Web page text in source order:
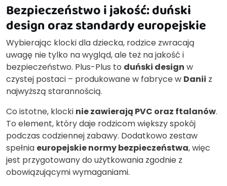
Bezpieczeństwo i jakość: duński
design oraz standardy europejskie
Wybierając klocki dla dziecka, rodzice zwracają
uwagę nie tylko na wygląd, ale też na jakość i
bezpieczeństwo. Plus-Plus to duński design w
czystej postaci – produkowane w fabryce w Danii z
najwyższą starannością.
Co istotne, klocki nie zawierają PVC oraz ftalanów.
To element, który daje rodzicom większy spokój
podczas codziennej zabawy. Dodatkowo zestaw
spełnia europejskie normy bezpieczeństwa, więc
jest przygotowany do użytkowania zgodnie z
obowiązującymi wymaganiami.